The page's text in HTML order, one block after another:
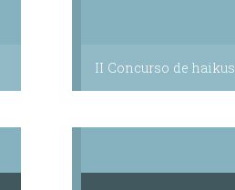
II Concurso de haikus